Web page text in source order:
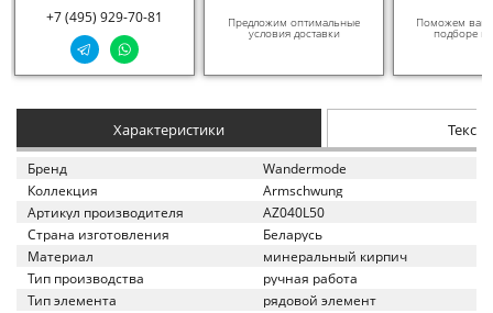
+7 (495) 929-70-81 Предложим оптимальные
условия доставки
Поможем вам
подборе
Характеристики
Бренд
Wandermode
Коллекция
Armschwung
Артикул производителя
AZ040L50
Страна изготовления
Беларусь
Материал
минеральный кирпич
Тип производства
ручная работа
Тип элемента
рядовой элемент